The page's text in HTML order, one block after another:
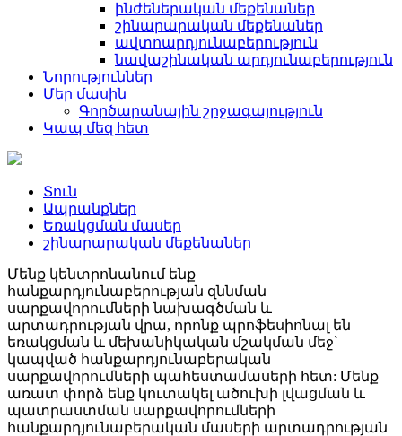
ինժեներական մեքենաներ
շինարարական մեքենաներ
ավտոարդյունաբերություն
նավաշինական արդյունաբերություն
Նորություններ
Մեր մասին
Գործարանային շրջագայություն
Կապ մեզ հետ
Տուն
Ապրանքներ
Եռակցման մասեր
շինարարական մեքենաներ
Մենք կենտրոնանում ենք
հանքարդյունաբերության զննման
սարքավորումների նախագծման և
արտադրության վրա, որոնք պրոֆեսիոնալ են
եռակցման և մեխանիկական մշակման մեջ՝
կապված հանքարդյունաբերական
սարքավորումների պահեստամասերի հետ: Մենք
առատ փորձ ենք կուտակել ածուխի լվացման և
պատրաստման սարքավորումների
հանքարդյունաբերական մասերի արտադրության